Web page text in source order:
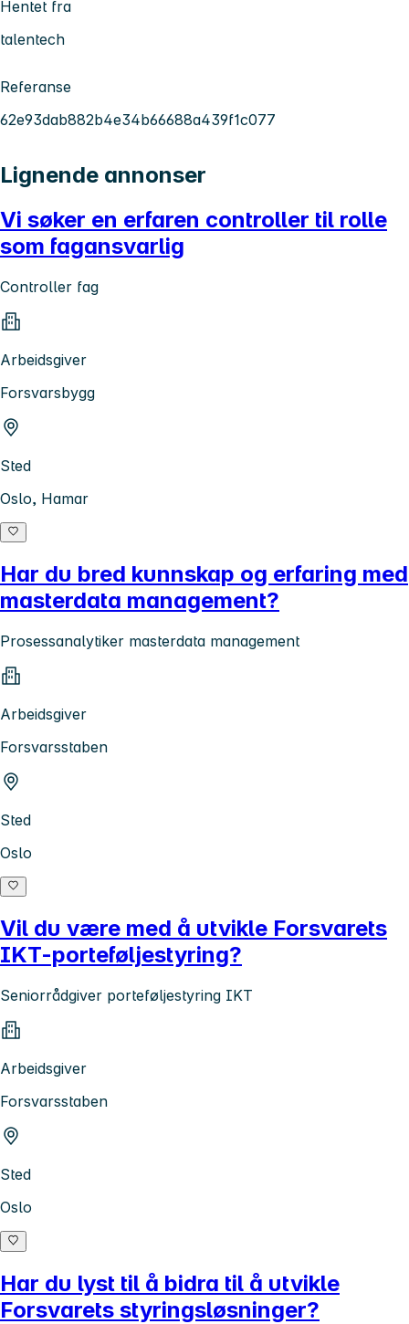
Hentet fra
talentech
Referanse
62e93dab882b4e34b66688a439f1c077
Lignende annonser
Vi søker en erfaren controller til rolle
som fagansvarlig
Controller fag
Arbeidsgiver
Forsvarsbygg
Sted
Oslo, Hamar
Har du bred kunnskap og erfaring med
masterdata management?
Prosessanalytiker masterdata management
Arbeidsgiver
Forsvarsstaben
Sted
Oslo
Vil du være med å utvikle Forsvarets
IKT-porteføljestyring?
Seniorrådgiver porteføljestyring IKT
Arbeidsgiver
Forsvarsstaben
Sted
Oslo
Har du lyst til å bidra til å utvikle
Forsvarets styringsløsninger?